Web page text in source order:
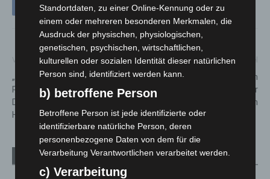
Vorheriger Artikel
„DU. ICH. DEMOKRATIE.“:
Pilotprojekt zur
Demokratieförderung an
Hannovers Schulen gestartet
Nächster Artikel
Mehrere Tausend Menschen
demonstrieren in Hannover
friedlich
Verwandte Artikel Mehr vom Autor
Standortdaten, zu einer Online-Kennung oder zu
einem oder mehreren besonderen Merkmalen, die
Ausdruck der physischen, physiologischen,
genetischen, psychischen, wirtschaftlichen,
kulturellen oder sozialen Identität dieser natürlichen
Person sind, identifiziert werden kann.
b) betroffene Person
Betroffene Person ist jede identifizierte oder
identifizierbare natürliche Person, deren
personenbezogene Daten von dem für die
Verarbeitung Verantwortlichen verarbeitet werden.
c) Verarbeitung